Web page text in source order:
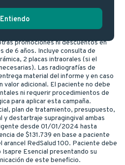
y disponibilidad de horario en
promociones ni descuentos en
de 6 años. Incluye consulta de
2 placas intraorales (si el
Las radiografías de
material del informe y en caso
valor adicional. El paciente no debe
ni requerir procedimientos de
para aplicar esta campaña.
plan de tratamiento, presupuesto,
destartraje supragingival ambas
desde 01/01/2024 hasta
de $131.739 en base a paciente
RedSalud 100. Paciente debe
Esencial presentando su
de este beneficio.
Entiendo